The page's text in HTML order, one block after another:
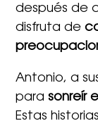
después de
disfruta de
Antonio, a
parasonreír
Estas